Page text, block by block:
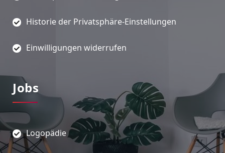
Historie der Privatsphäre-Einstellungen
Einwilligungen widerrufen
Jobs
Logopädie